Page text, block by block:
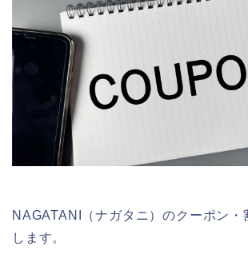
NAGATANI（ナガタニ）のクーポン・
します。